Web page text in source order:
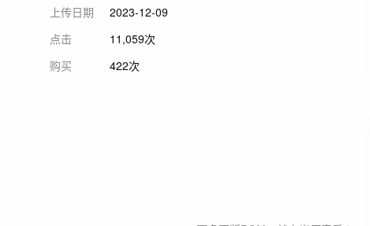
上传日期
2023-12-09
点击
11,059次
购买
422次